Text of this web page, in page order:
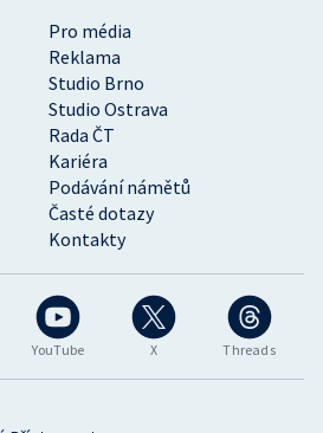
YouTube X Threads
Pro média
Reklama
Studio Brno
Studio Ostrava
Rada ČT
Kariéra
Podávání námětů
Časté dotazy
Kontakty